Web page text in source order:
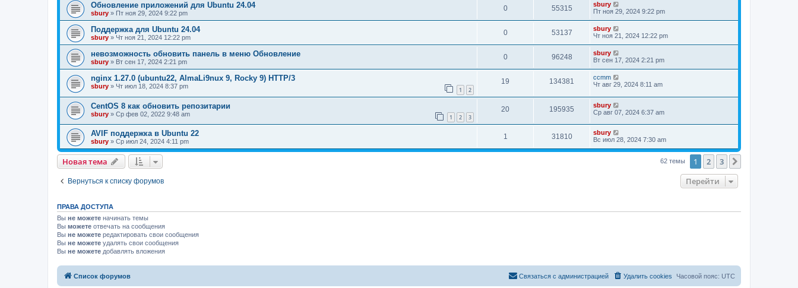
Обновление приложений для Ubuntu 24.04
sbury » Пт ноя 29, 2024 9:22 pm
0 55315
sbury
Пт ноя 29, 2024 9:22 pm
Поддержка для Ubuntu 24.04
sbury » Чт ноя 21, 2024 12:22 pm
0 53137
sbury
Чт ноя 21, 2024 12:22 pm
невозможность обновить панель в меню Обновление
sbury » Вт сен 17, 2024 2:21 pm
0 96248
sbury
Вт сен 17, 2024 2:21 pm
nginx 1.27.0 (ubuntu22, AlmaLi9nux 9, Rocky 9) HTTP/3
sbury » Чт июл 18, 2024 8:37 pm 1 2
19 134381
ccmm
Чт авг 29, 2024 8:11 am
CentOS 8 как обновить репозитарии
sbury » Ср фев 02, 2022 9:48 am 1 2 3
20 195935
sbury
Ср авг 07, 2024 6:37 am
AVIF поддержка в Ubuntu 22
sbury » Ср июл 24, 2024 4:11 pm
1 31810
sbury
Вс июл 28, 2024 7:30 am
Новая тема 62 темы 1 2 3
Вернуться к списку форумов Перейти
ПРАВА ДОСТУПА
Вы не можете начинать темы
Вы можете отвечать на сообщения
Вы не можете редактировать свои сообщения
Вы не можете удалять свои сообщения
Вы не можете добавлять вложения
Список форумов Часовой пояс: UTC
Удалить cookies
Связаться с администрацией